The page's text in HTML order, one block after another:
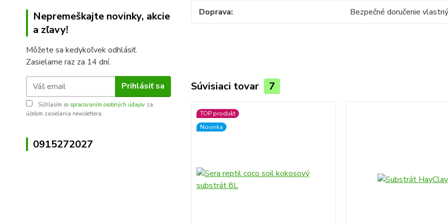
Nepremeškajte novinky, akcie
a zľavy!
Môžete sa kedykoľvek odhlásiť.
Zasielame raz za 14 dní.
Prihlásiť sa
Súhlasím so spracovaním osobných údajov za
účelom zasielania newslettera.
0915272027
Doprava
Bezpečné doručenie
Súvisiaci tovar 7
TOP produkt
Novinka